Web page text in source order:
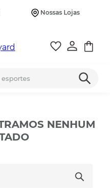
Nossas Lojas
NENHUM